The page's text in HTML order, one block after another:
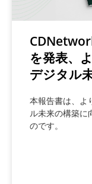
を発表、
デジタル
本報告書は、よ
ル未来の構築に
のです。